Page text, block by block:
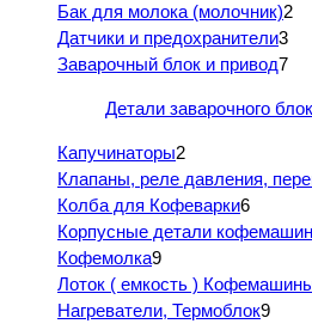
Бак для молока (молочник)2
Датчики и предохранители3
Заварочный блок и привод7
Детали заварочного
Капучинаторы2
Клапаны, реле давления,
Колба для Кофеварки6
Корпусные детали
Кофемолка9
Лоток ( емкость )
Нагреватели, Термоблок9